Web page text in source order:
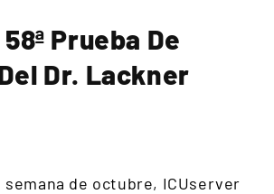
Prueba De
Dr. Lackner
de octubre, ICUserver